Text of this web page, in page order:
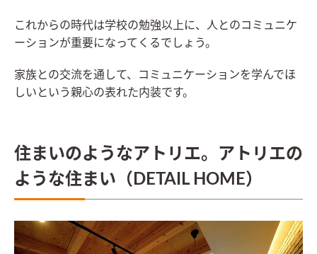
これからの時代は学校の勉強以上に、人とのコミュニケ
ーションが重要になってくるでしょう。
家族との交流を通して、コミュニケーションを学んでほ
しいという親心の表れた内装です。
住まいのようなアトリエ。アトリエの
ような住まい（DETAIL HOME）